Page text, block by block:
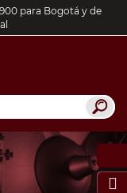
para Bogotá y de
